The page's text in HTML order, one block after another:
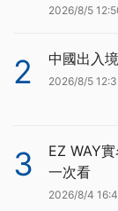
2026/8/5
2 中國出入
2026/8/5
3
EZ WAY
一次看
2026/8/4